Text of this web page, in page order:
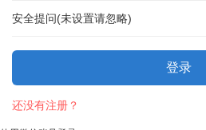
安全提问(未设置请忽略)
登录
还没有注册？